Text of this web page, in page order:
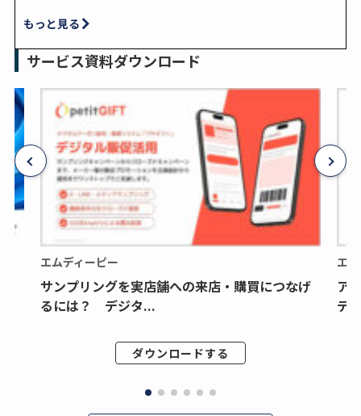
もっと見る
サービス資料ダウンロード
エムディーピー
サンプリングを実店舗への来店・購買につなげ
るには？ デジタ...
ダウンロードする
エ
ア
デ